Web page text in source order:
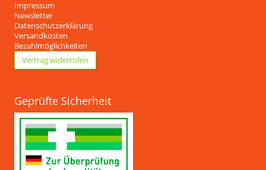
Impressum
Newsletter
Datenschutzerklärung
Versandkosten
Bezahlmöglichkeiten
Vertrag widerrufen
Geprüfte Sicherheit